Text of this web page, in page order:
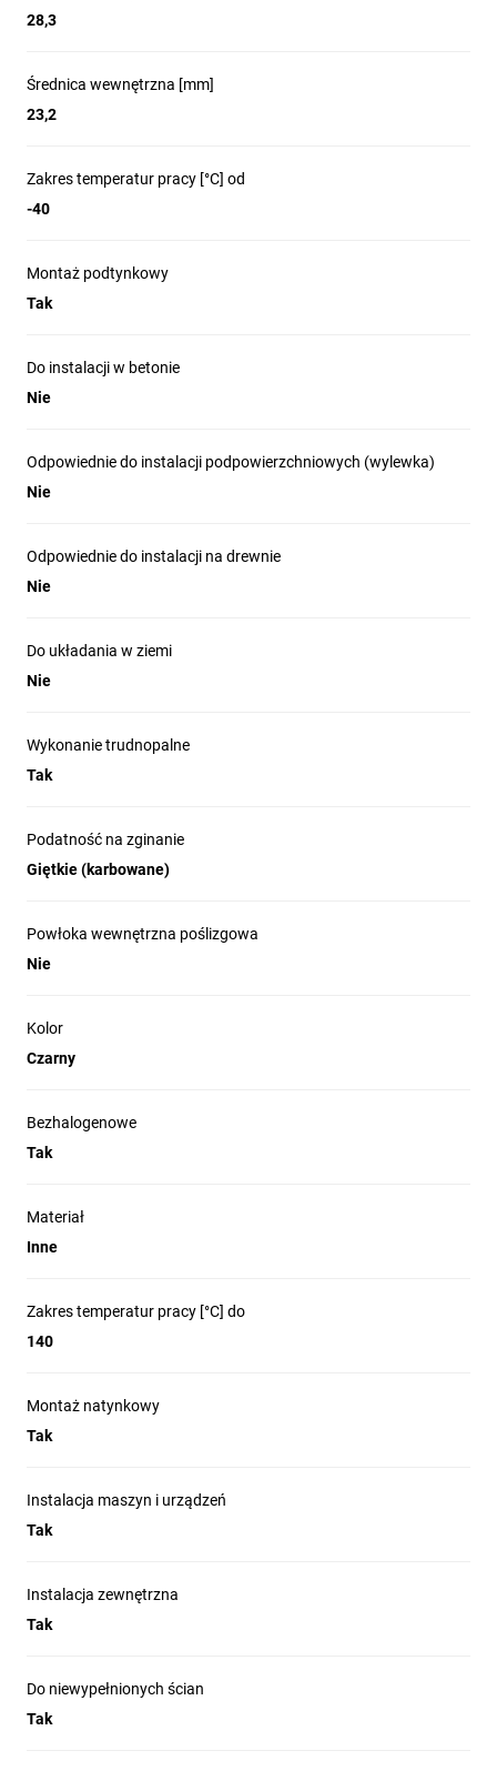
28,3
Średnica wewnętrzna [mm]
23,2
Zakres temperatur pracy [°C] od
-40
Montaż podtynkowy
Tak
Do instalacji w betonie
Nie
Odpowiednie do instalacji podpowierzchniowych (wylewka)
Nie
Odpowiednie do instalacji na drewnie
Nie
Do układania w ziemi
Nie
Wykonanie trudnopalne
Tak
Podatność na zginanie
Giętkie (karbowane)
Powłoka wewnętrzna poślizgowa
Nie
Kolor
Czarny
Bezhalogenowe
Tak
Materiał
Inne
Zakres temperatur pracy [°C] do
140
Montaż natynkowy
Tak
Instalacja maszyn i urządzeń
Tak
Instalacja zewnętrzna
Tak
Do niewypełnionych ścian
Tak